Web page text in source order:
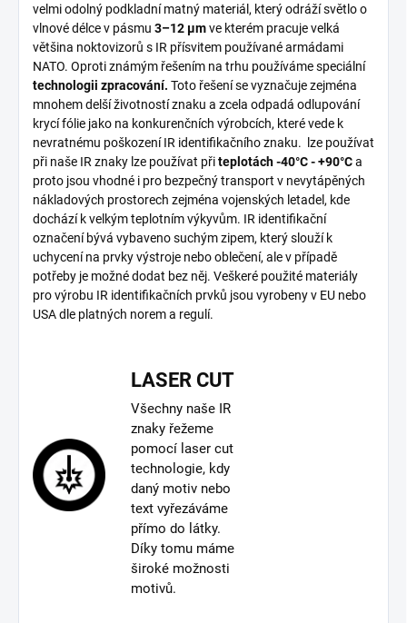
velmi odolný podkladní matný materiál, který odráží světlo o
vlnové délce v pásmu 3–12 µmve kterém pracuje velká
většina noktovizorů s IR přísvitem používané armádami
NATO. Oproti známým řešením na trhu používáme speciální
technologii zpracování. Toto řešení se vyznačuje zejména
mnohem delší životností znaku a zcela odpadá odlupování
krycí fólie jako na konkurenčních výrobcích, které vede k
nevratnému poškození IR identifikačního znaku. lze používat
při naše IR znaky lze používat přiteplotách -40°C - +90°Ca
proto jsou vhodné i pro bezpečný transport v nevytápěných
nákladových prostorech zejména vojenských letadel, kde
dochází k velkým teplotním výkyvům. IR identifikační
označení bývá vybaveno suchým zipem, který slouží k
uchycení na prvky výstroje nebo oblečení, ale v případě
potřeby je možné dodat bez něj. Veškeré použité materiály
pro výrobu IR identifikačních prvků jsou vyrobeny v EU nebo
USA dle platných norem a regulí.
LASER CUT
Všechny naše IR
znaky řežeme
pomocí laser cut
technologie, kdy
daný motiv nebo
text vyřezáváme
přímo do látky.
Díky tomu máme
široké možnosti
motivů.